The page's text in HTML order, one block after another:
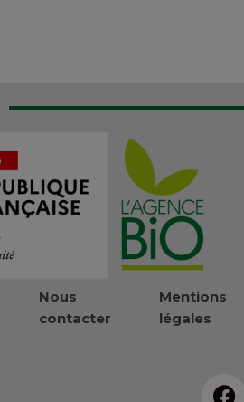
Nous
contacter
Mentions
légales